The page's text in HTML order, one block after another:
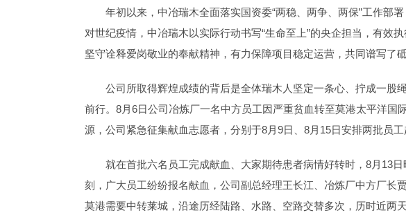
年初以来，中冶瑞木全面落实国资委“两稳、两争、两保”工作部
对世纪疫情，中冶瑞木以实际行动书写“生命至上”的央企担当，有效
坚守诠释爱岗敬业的奉献精神，有力保障项目稳定运营，共同谱写了
公司所取得辉煌成绩的背后是全体瑞木人坚定一条心、拧成一股
前行。8月6日公司冶炼厂一名中方员工因严重贫血转至莫港太平洋
源，公司紧急征集献血志愿者，分别于8月9日、8月15日安排两批员
就在首批六名员工完成献血、大家期待患者病情好转时，8月13
刻，广大员工纷纷报名献血，公司副总经理王长江、冶炼厂中方厂
莫港需要中转莱城，沿途历经陆路、水路、空路交替多次，历时近